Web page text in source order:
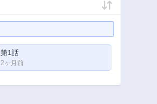
第1話
2ヶ月前